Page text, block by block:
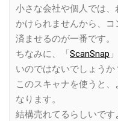
小さな会社や個人では
かけられませんから、
済ませるのが一番です。
ちなみに、「ScanSnap
いのではないでしょうか
このスキャナを使うと
なります。
結構売れてるらしいです